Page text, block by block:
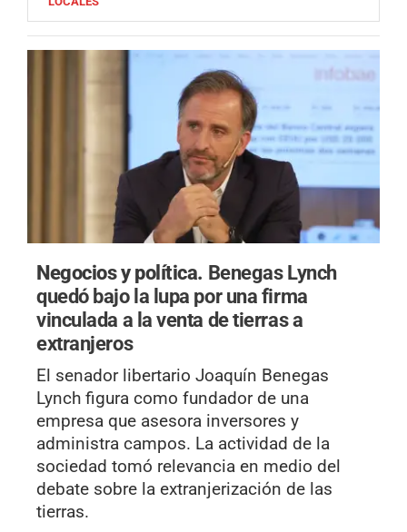
Negocios y política. Benegas Lynch
quedó bajo la lupa por una firma
vinculada a la venta de tierras a
extranjeros
El senador libertario Joaquín Benegas
Lynch figura como fundador de una
empresa que asesora inversores y
administra campos. La actividad de la
sociedad tomó relevancia en medio del
debate sobre la extranjerización de las
tierras.